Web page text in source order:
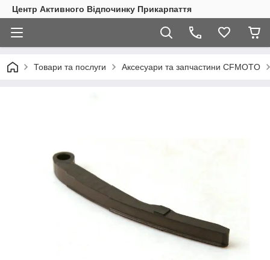
Центр Активного Відпочинку Прикарпаття
Товари та послуги Аксесуари та запчастини CFMOTO